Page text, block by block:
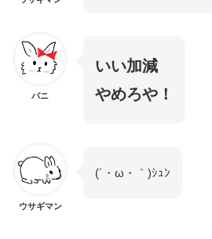
バニ
いい加減
やめろや！
ウサギマン
(´・ω・｀)ｼｭﾝ